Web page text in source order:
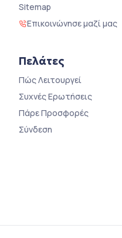
Sitemap
Επικοινώνησε μαζί μας
Πελάτες
Πώς Λειτουργεί
Συχνές Ερωτήσεις
Πάρε Προσφορές
Σύνδεση